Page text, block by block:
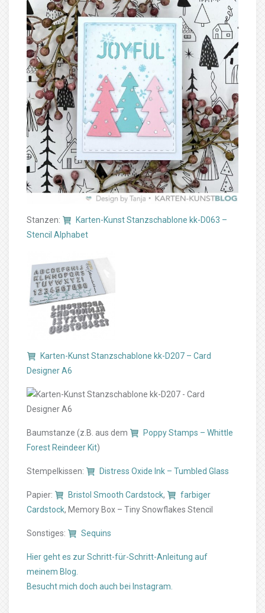
Stanzen:
Karten-Kunst Stanzschablone kk-D063 –
Stencil Alphabet
Karten-Kunst Stanzschablone kk-D207 – Card
Designer A6
Baumstanze (z.B. aus dem
Poppy Stamps – Whittle
Forest Reindeer Kit)
Stempelkissen: Distress Oxide Ink – Tumbled Glass
Papier: Bristol Smooth Cardstock,
farbiger
Cardstock, Memory Box – Tiny Snowflakes Stencil
Sonstiges: Sequins
Hier geht es zur Schritt-für-Schritt-Anleitung auf
meinem Blog.
Besucht mich doch auch bei Instagram.